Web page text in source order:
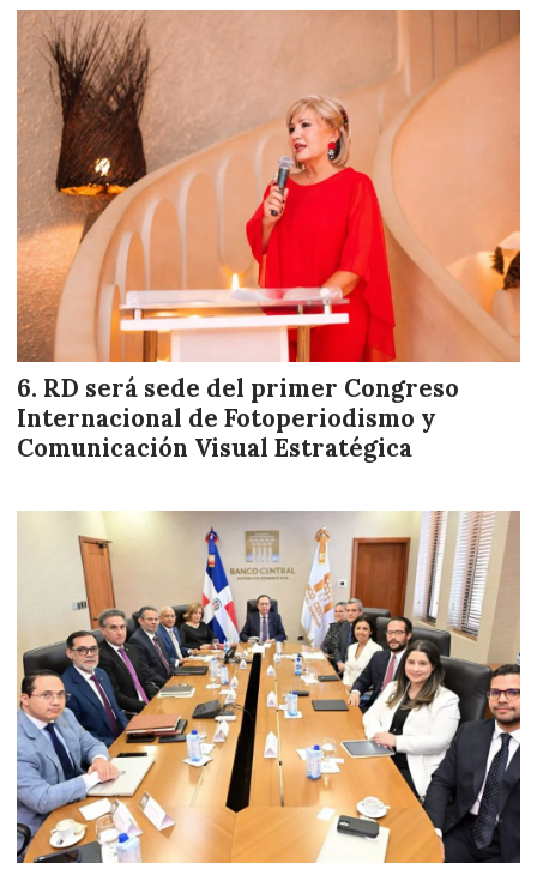
RD será sede del primer Congreso
Internacional de Fotoperiodismo y
Comunicación Visual Estratégica